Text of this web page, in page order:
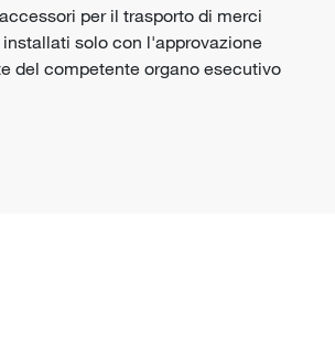
per il trasporto di merci
installati solo con l'approvazione
del competente organo esecutivo